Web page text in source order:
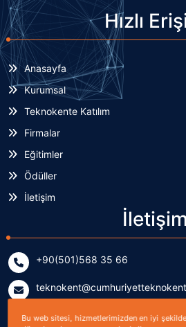
Hızlı
Anasayfa
Kurumsal
Teknokente Katılım
Firmalar
Eğitimler
Ödüller
İletişim
İletişim
+90(501)568 35 66
Yenişehir Mahallesi Kardeşler
Bu web sitesi, hizmetlerimizden en iyi